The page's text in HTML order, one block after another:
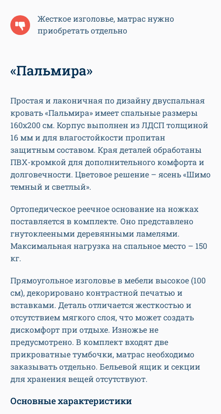
Жесткое изголовье, матрас нужно
приобретать отдельно
«Пальмира»
Простая и лаконичная по дизайну двуспальная
кровать «Пальмира» имеет спальные размеры
160х200 см. Корпус выполнен из ЛДСП толщиной
16 мм и для влагостойкости пропитан
защитным составом. Края деталей обработаны
ПВХ-кромкой для дополнительного комфорта и
долговечности. Цветовое решение – ясень «Шимо
темный и светлый».
Ортопедическое реечное основание на ножках
поставляется в комплекте. Оно представлено
гнутоклееными деревянными ламелями.
Максимальная нагрузка на спальное место – 150
кг.
Прямоугольное изголовье в мебели высокое (100
см), декорировано контрастной печатью и
вставками. Деталь отличается жесткостью и
отсутствием мягкого слоя, что может создать
дискомфорт при отдыхе. Изножье не
предусмотрено. В комплект входят две
прикроватные тумбочки, матрас необходимо
заказывать отдельно. Бельевой ящик и секции
для хранения вещей отсутствуют.
Основные характеристики